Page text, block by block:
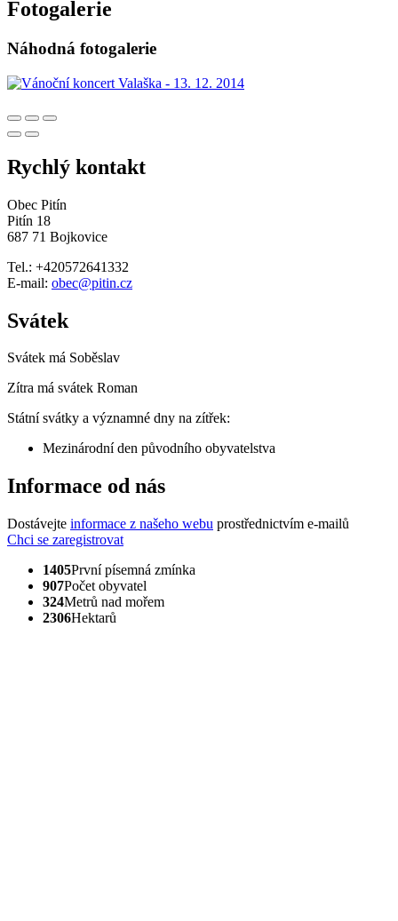
Fotogalerie
Náhodná fotogalerie
Rychlý kontakt
Obec Pitín
Pitín 18
687 71 Bojkovice
Tel.: +420572641332
E-mail: obec@pitin.cz
Svátek
Svátek má Soběslav
Zítra má svátek Roman
Státní svátky a významné dny na zítřek:
Mezinárodní den původního obyvatelstva
Informace od nás
Dostávejte informace z našeho webu prostřednictvím e-mailů
Chci se zaregistrovat
1405První písemná zmínka
907Počet obyvatel
324Metrů nad mořem
2306Hektarů